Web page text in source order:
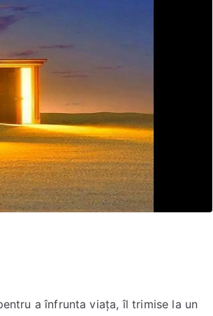
a înfrunta viaţa, îl trimise la un